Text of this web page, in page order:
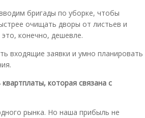
бригады по уборке, чтобы
очищать дворы от листьев и
конечно, дешевле.
входящие заявки и умно планировать
которая связана с
рынка. Но наша прибыль не